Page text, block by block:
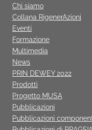
Chi siamo
Collana RigenerAzioni
Eventi
Formazione
Multimedia
News
PRIN DEWEY 2022
Prodotti
Progetto MUSA
Pubblicazioni
Pubblicazioni